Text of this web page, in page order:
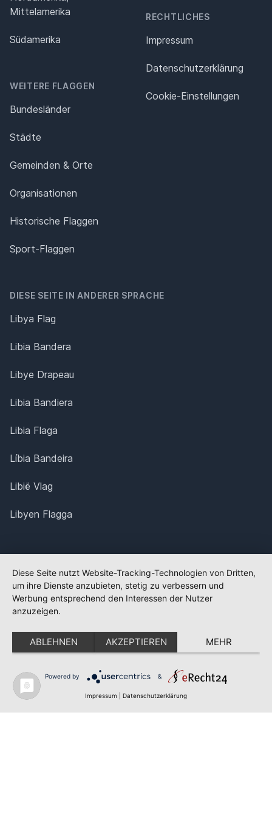
Mittelamerika
Südamerika
WEITERE FLAGGEN
Bundesländer
Städte
Gemeinden & Orte
Organisationen
Historische Flaggen
Sport-Flaggen
RECHTLICHES
Impressum
Datenschutz­erklärung
Cookie-Einstellungen
DIESE SEITE IN ANDERER SPRACHE
Libya Flag
Libia Bandera
Libye Drapeau
Libia Bandiera
Libia Flaga
Líbia Bandeira
Libië Vlag
Libyen Flagga
Diese Seite nutzt Website-Tracking-Technologien von Dritten,
um ihre Dienste anzubieten, stetig zu verbessern und
Werbung entsprechend den Interessen der Nutzer
anzuzeigen.
ABLEHNEN AKZEPTIEREN MEHR
Powered by &
Impressum Datenschutzerklärung